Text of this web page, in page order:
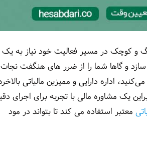
و کوچک در مسیر فعالیت خود نیاز به یک
سازد و گاها شما را از ضرر های هنگفت نجات
اداره دارایی و ممیزین مالیاتی
یک مشاوره مالی با تجربه برای اجرای
معتبر استفاده می کند تا بتواند در مود